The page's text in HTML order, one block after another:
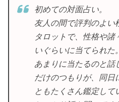
初めての対面占い。
友人の間で評判のよい
タロットで、性格や諸
いぐらいに当てられた。
あまりに当たるのと話
だけのつもりが、同日
ともたくさん鑑定して